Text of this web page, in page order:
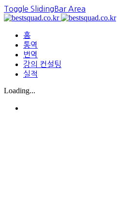
Toggle SlidingBar Area
홈
통역
번역
강의 컨설팅
실적
Loading...